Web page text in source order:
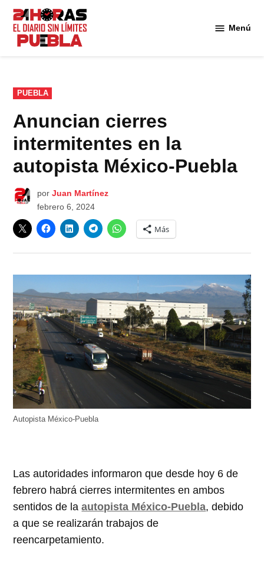
Saltar
contenido
Menú
PUBLICADO
EN
PUEBLA
Anuncian cierres
intermitentes en la
autopista México-Puebla
por Juan Martínez
febrero 6, 2024
Más
Autopista México-Puebla
Las autoridades informaron que desde hoy 6 de
febrero habrá cierres intermitentes en ambos
sentidos de laautopista México-Puebla, debido
a que se realizarán trabajos de
reencarpetamiento.